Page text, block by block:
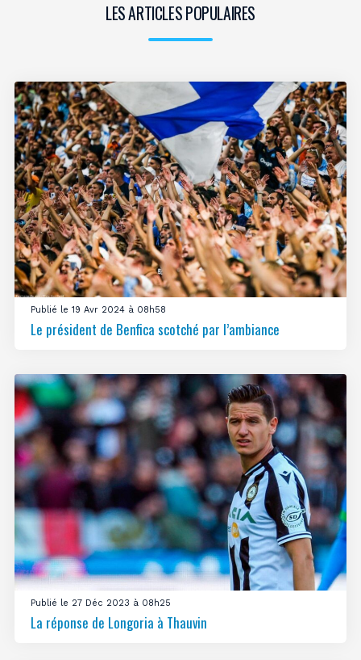
LES ARTICLES POPULAIRES
Publié le 19 Avr 2024 à 08h58
Le président de Benfica scotché par l’ambiance
Publié le 27 Déc 2023 à 08h25
La réponse de Longoria à Thauvin